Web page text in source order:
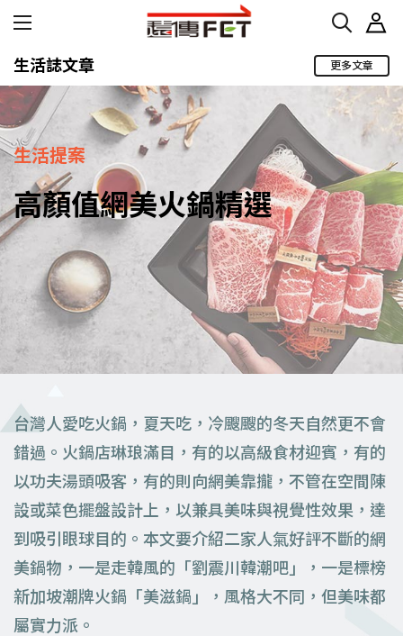
生活誌文章 更多文章
生活提案
高顏值網美火鍋精選
台灣人愛吃火鍋，夏天吃，冷颼颼的冬天自然更不會
錯過。火鍋店琳琅滿目，有的以高級食材迎賓，有的
以功夫湯頭吸客，有的則向網美靠攏，不管在空間陳
設或菜色擺盤設計上，以兼具美味與視覺性效果，達
到吸引眼球目的。本文要介紹二家人氣好評不斷的網
美鍋物，一是走韓風的「劉震川韓潮吧」，一是標榜
新加坡潮牌火鍋「美滋鍋」，風格大不同，但美味都
屬實力派。